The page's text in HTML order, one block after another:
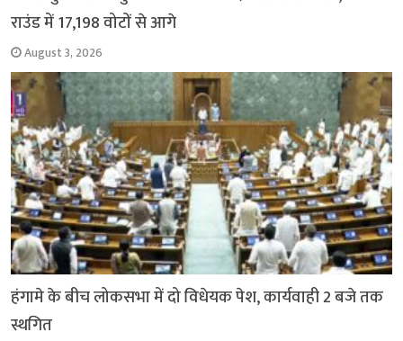
राउंड में 17,198 वोटों से आगे
August 3, 2026
हंगामे के बीच लोकसभा में दो विधेयक पेश, कार्यवाही 2 बजे तक
स्थगित